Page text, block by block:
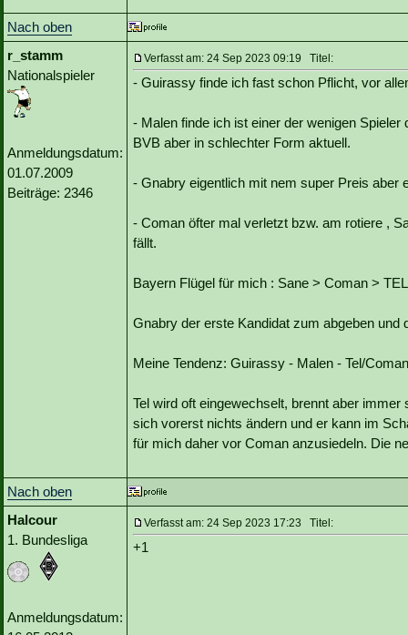
Nach oben
r_stamm
Nationalspieler
Anmeldungsdatum:
01.07.2009
Beiträge: 2346
Verfasst am: 24 Sep 2023 09:19 Titel:
- Guirassy finde ich fast schon Pflicht, vor
- Malen finde ich ist einer der wenigen
BVB aber in schlechter Form aktuell.
- Gnabry eigentlich mit nem super Preis aber
- Coman öfter mal verletzt bzw. am rotiere ,
fällt.
Bayern Flügel für mich : Sane > Coman >
Gnabry der erste Kandidat zum abgeben und
Meine Tendenz: Guirassy - Malen - Tel/Coman
Tel wird oft eingewechselt, brennt aber
sich vorerst nichts ändern und er kann im
für mich daher vor Coman anzusiedeln. Die
Nach oben
Halcour
1. Bundesliga
Anmeldungsdatum:
Verfasst am: 24 Sep 2023 17:23 Titel:
+1